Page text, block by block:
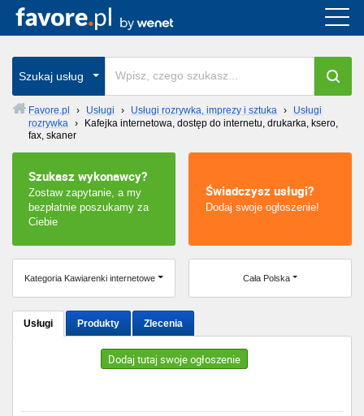
Szukaj usług
Favore.pl › Usługi › Usługi rozrywka, imprezy i sztuka ›
Usługi
rozrywka ›
Kafejka internetowa, dostęp do internetu, drukarka, ksero,
fax, skaner
Szukasz wykonawcy?
Zostaw zapytanie, a my
bezpłatnie poszukamy za
Ciebie
Świadczysz usługi?
Dodaj swoje ogłoszenie!
Kategoria Kawiarenki internetowe Cała Polska
Usługi Produkty Zlecenia
Dodaj tutaj swoje ogłoszenie
Cała Polska
wszystkie w całym kraju
Warszawa
Wrocław
Kraków
Poznań
Łódź
Katowice